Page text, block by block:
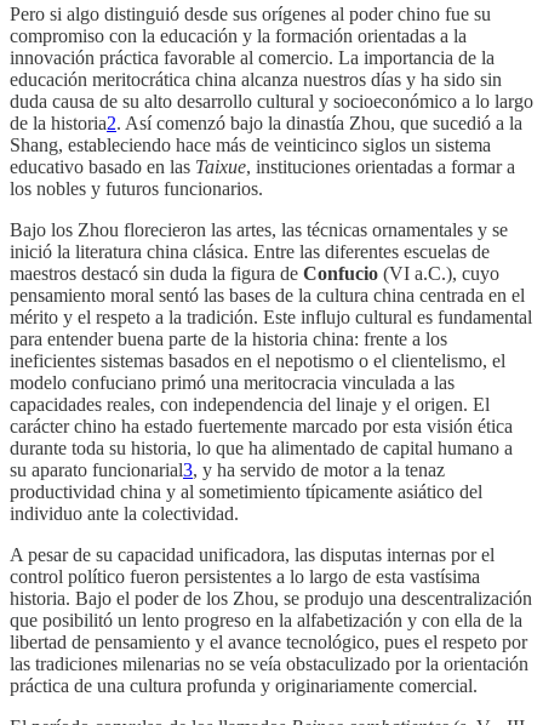
Pero si algo distinguió desde sus orígenes al poder chino fue su
compromiso con la educación y la formación orientadas a la
innovación práctica favorable al comercio. La importancia de la
educación meritocrática china alcanza nuestros días y ha sido sin
duda causa de su alto desarrollo cultural y socioeconómico a lo largo
de la historia2. Así comenzó bajo la dinastía Zhou, que sucedió a la
Shang, estableciendo hace más de veinticinco siglos un sistema
educativo basado en las Taixue, instituciones orientadas a formar a
los nobles y futuros funcionarios.
Bajo los Zhou florecieron las artes, las técnicas ornamentales y se
inició la literatura china clásica. Entre las diferentes escuelas de
maestros destacó sin duda la figura de Confucio (VI a.C.), cuyo
pensamiento moral sentó las bases de la cultura china centrada en el
mérito y el respeto a la tradición. Este influjo cultural es fundamental
para entender buena parte de la historia china: frente a los
ineficientes sistemas basados en el nepotismo o el clientelismo, el
modelo confuciano primó una meritocracia vinculada a las
capacidades reales, con independencia del linaje y el origen. El
carácter chino ha estado fuertemente marcado por esta visión ética
durante toda su historia, lo que ha alimentado de capital humano a
su aparato funcionarial3, y ha servido de motor a la tenaz
productividad china y al sometimiento típicamente asiático del
individuo ante la colectividad.
A pesar de su capacidad unificadora, las disputas internas por el
control político fueron persistentes a lo largo de esta vastísima
historia. Bajo el poder de los Zhou, se produjo una descentralización
que posibilitó un lento progreso en la alfabetización y con ella de la
libertad de pensamiento y el avance tecnológico, pues el respeto por
las tradiciones milenarias no se veía obstaculizado por la orientación
práctica de una cultura profunda y originariamente comercial.